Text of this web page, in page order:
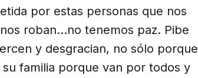
por estas personas que nos
roban…no tenemos paz. Pibe
y desgracian, no sólo porque
familia porque van por todos y